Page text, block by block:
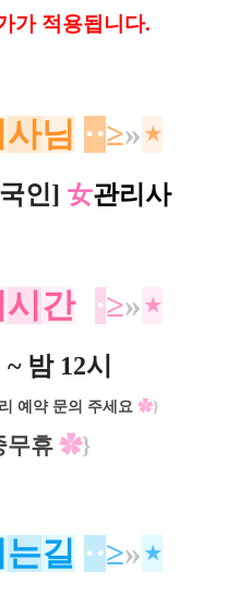
가 적용됩니다.
사님 ··≥»⋆
인] 女관리사
시 간 ·≥»⋆
밤 12시
예약 문의 주세요 ✿}
무휴 ✿}
는길 ··≥»⋆